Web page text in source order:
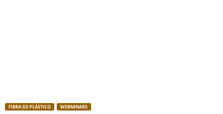
FIBRA DE PLÁSTICO WEBMINARS